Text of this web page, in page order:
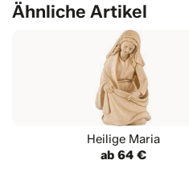
Ähnliche Artikel
Heilige Maria
ab 64 €